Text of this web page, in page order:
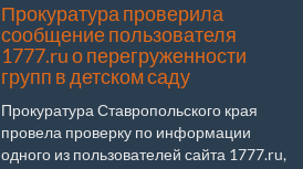
Прокуратура проверила
сообщение пользователя
1777.ru о перегруженности
групп в детском саду
Прокуратура Ставропольского края
провела проверку по информации
одного из пользователей сайта 1777.ru,